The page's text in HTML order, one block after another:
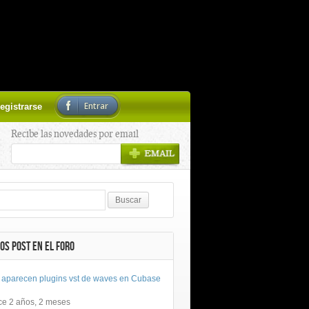
Entrar
Recibe las novedades por email
POST EN EL FORO
aparecen plugins vst de waves en Cubase
2 años, 2 meses